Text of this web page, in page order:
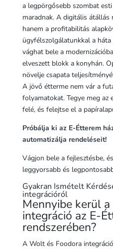
a legpörgősebb szombat
maradnak. A digitális átállás
hanem a profitabilitás
ügyfélszolgálatunkkal a
vághat bele a
elveszett blokk a konyhán.
növelje csapata
A jövő étterme nem vár a
folyamatokat. Tegye meg az
felé, és felejtse el a
Próbálja ki az E-Étterem
automatizálja rendeléseit!
Vágjon bele a fejlesztésbe,
leggyorsabb és
Gyakran Ismételt
integrációról
Mennyibe kerül
integráció az E-
rendszerében?
A Wolt és Foodora